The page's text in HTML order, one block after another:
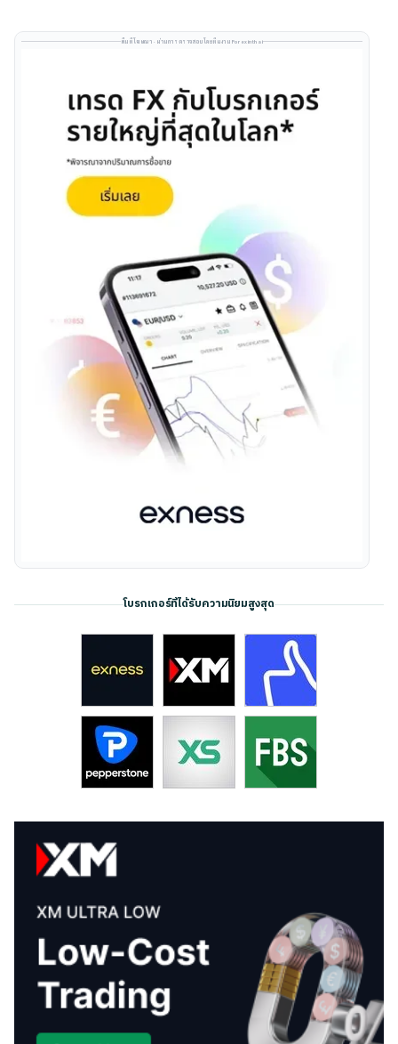
พื้นที่โฆษณา · ผ่านการตรวจสอบโดยทีมงาน Forexinthai
โบรกเกอร์ที่ได้รับความนิยมสูงสุด